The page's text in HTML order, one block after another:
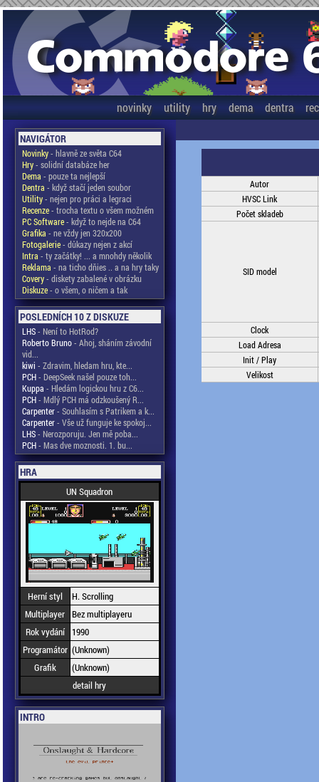
novinky utility hry dema dentra
NAVIGÁTOR
Novinky- hlavně ze světa C64
Hry- solidní databáze her
Dema - pouze ta nejlepší
Dentra - když stačí jeden soubor
Utility- nejen pro práci a legraci
Recenze- trocha textu o všem možném
PC Software- když to nejde na C64
Grafika - ne vždy jen 320x200
Fotogalerie- důkazy nejen z akcí
Intra - ty začátky! ... a mnohdy několik
Reklama - na ticho dňies .. a na hry taky
Covery- diskety zabalené v obrázku
Diskuze- o všem, o ničem a tak
POSLEDNÍCH 10 Z DISKUZE
LHS- Není to HotRod?
Roberto Bruno- Ahoj, sháním závodní
vid...
kiwi - Zdravim, hledam hru, kte...
PCH- DeepSeek našel pouze toh...
Kuppa - Hledám logickou hru z C6...
PCH- Mdlý PCH má odzkoušený R...
Carpenter- Souhlasím s Patrikem a k...
Carpenter- Vše už funguje ke spokoj...
LHS- Nerozporuju. Jen mě poba...
PCH- Mas dve moznosti. 1. bu...
HRA
UN Squadron
Herní styl
H. Scrolling
Multiplayer Bez multiplayeru
Rok vydání
1990
Programátor (Unknown)
Grafik
(Unknown)
detail hry
INTRO
Autor
HVSC Link
Počet skladeb
SID model
Clock
Load Adresa
Init / Play
Velikost